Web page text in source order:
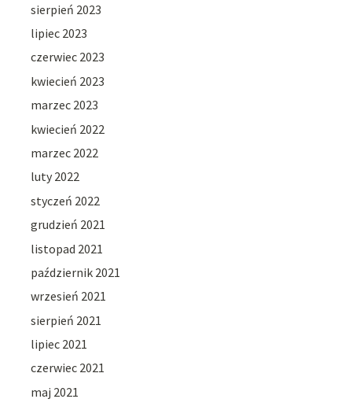
sierpień 2023
lipiec 2023
czerwiec 2023
kwiecień 2023
marzec 2023
kwiecień 2022
marzec 2022
luty 2022
styczeń 2022
grudzień 2021
listopad 2021
październik 2021
wrzesień 2021
sierpień 2021
lipiec 2021
czerwiec 2021
maj 2021